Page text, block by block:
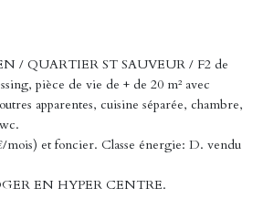
/ QUARTIER ST SAUVEUR / F2 de
pièce de vie de + de 20 m² avec
apparentes, cuisine séparée, chambre,
mois) et foncier. Classe énergie: D. vendu
EN HYPER CENTRE.